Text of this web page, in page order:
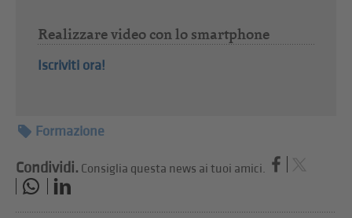
Realizzare video con lo smartphone
Iscriviti ora!
Formazione
Condividi. Consiglia questa news ai tuoi amici.